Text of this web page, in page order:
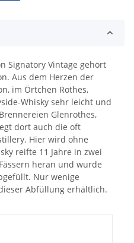
Signatory Vintage gehört
Aus dem Herzen der
im Örtchen Rothes,
Whisky sehr leicht und
Glenrothes,
dort auch die oft
Hier wird ohne
reifte 11 Jahre in zwei
heran und wurde
Nur wenige
Abfüllung erhältlich.